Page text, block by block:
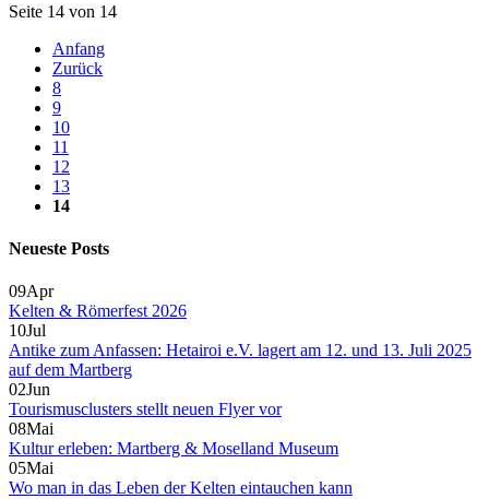
Seite 14 von 14
Anfang
Zurück
8
9
10
11
12
13
14
Neueste Posts
09Apr
Kelten & Römerfest 2026
10Jul
Antike zum Anfassen: Hetairoi e.V. lagert am 12. und 13. Juli 2025
auf dem Martberg
02Jun
Tourismusclusters stellt neuen Flyer vor
08Mai
Kultur erleben: Martberg & Moselland Museum
05Mai
Wo man in das Leben der Kelten eintauchen kann